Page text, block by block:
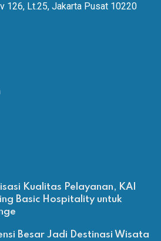
126, Lt.25, Jakarta Pusat 10220
Kualitas Pelayanan, KAI
Basic Hospitality untuk
Besar Jadi Destinasi Wisata